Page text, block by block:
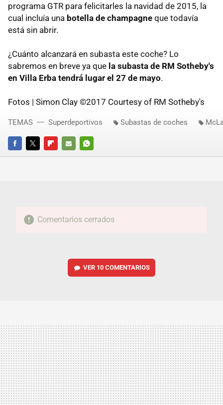
programa GTR para felicitarles la navidad de 2015, la
cual incluía una botella de champagne que todavía
está sin abrir.
¿Cuánto alcanzará en subasta este coche? Lo
sabremos en breve ya que la subasta de RM Sotheby's
en Villa Erba tendrá lugar el 27 de mayo.
Fotos | Simon Clay ©2017 Courtesy of RM Sotheby's
FACEBOOKTWITTERFLIPBOARD
E-
WHATSAPP
TEMAS Superdeportivos Subastas de coches
Comentarios cerrados
VER 10 COMENTARIOS